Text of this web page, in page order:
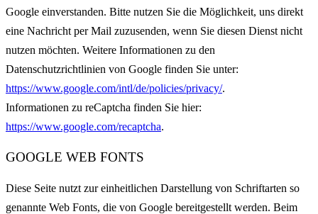
Google einverstanden. Bitte nutzen Sie die Möglichkeit, uns direkt
eine Nachricht per Mail zuzusenden, wenn Sie diesen Dienst nicht
nutzen möchten. Weitere Informationen zu den
Datenschutzrichtlinien von Google finden Sie unter:
https://www.google.com/intl/de/policies/privacy/.
Informationen zu reCaptcha finden Sie hier:
https://www.google.com/recaptcha.
GOOGLE WEB FONTS
Diese Seite nutzt zur einheitlichen Darstellung von Schriftarten so
genannte Web Fonts, die von Google bereitgestellt werden. Beim